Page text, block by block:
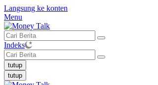
Langsung ke konten
Menu
Indeks
tutup
tutup